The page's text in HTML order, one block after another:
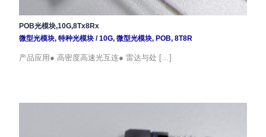
POB光模块,10G,8Tx8Rx
微型光模块, 特种光模块/10G, 微型光模块, POB, 8T8R
产品应用● 高密度高速光互连● 雷达与处 […]